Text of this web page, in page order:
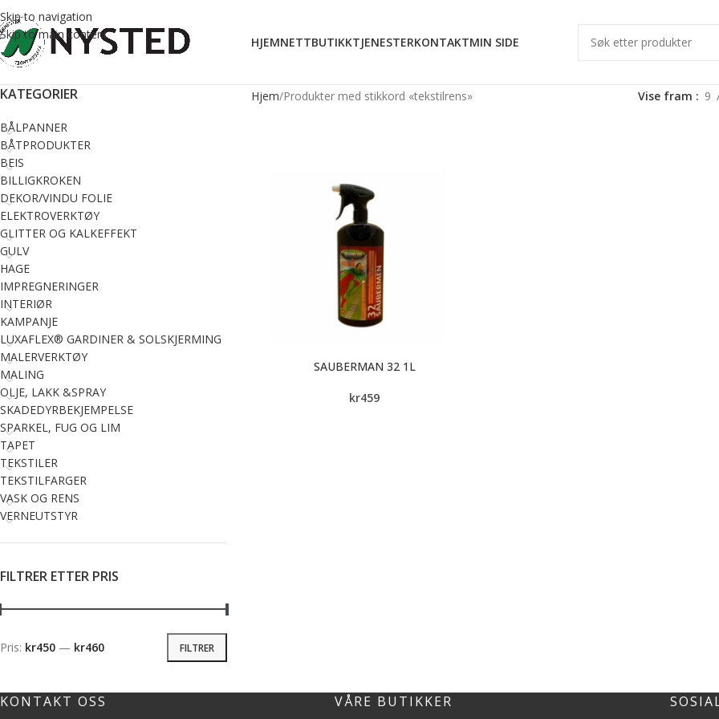
Skip to navigation
Skip to main content
HJEMNETTBUTIKKTJENESTERKONTAKTMIN SIDE
KATEGORIER
BÅLPANNER
BÅTPRODUKTER
BEIS
BILLIGKROKEN
DEKOR/VINDU FOLIE
ELEKTROVERKTØY
GLITTER OG KALKEFFEKT
GULV
HAGE
IMPREGNERINGER
INTERIØR
KAMPANJE
LUXAFLEX® GARDINER & SOLSKJERMING
MALERVERKTØY
MALING
OLJE, LAKK &SPRAY
SKADEDYRBEKJEMPELSE
SPARKEL, FUG OG LIM
TAPET
TEKSTILER
TEKSTILFARGER
VASK OG RENS
VERNEUTSTYR
FILTRER ETTER PRIS
FILTRER
Pris: kr450 — kr460
Hjem Produkter med stikkord «tekstilrens» Vise fram 9
SAUBERMAN 32 1L
kr459
KONTAKT OSS VÅRE BUTIKKER